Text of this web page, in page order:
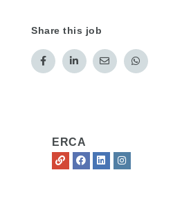
Share this job
ERCA